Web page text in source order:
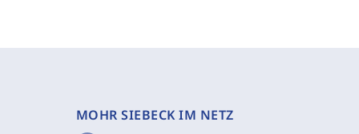
MOHR SIEBECK IM NETZ